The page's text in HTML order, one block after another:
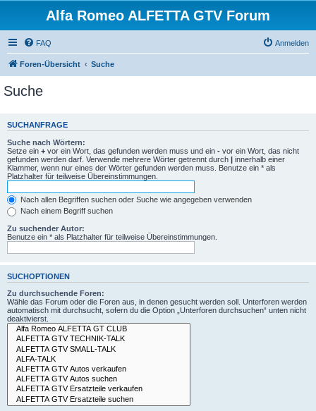
Alfa Romeo ALFETTA GTV Forum
FAQ Anmelden
Foren-Übersicht Suche
Suche
SUCHANFRAGE
Suche nach Wörtern:
Setze ein + vor ein Wort, das gefunden werden muss und ein - vor ein Wort, das nicht
gefunden werden darf. Verwende mehrere Wörter getrennt durch | innerhalb einer
Klammer, wenn nur eines der Wörter gefunden werden muss. Benutze ein * als
Platzhalter für teilweise Übereinstimmungen.
Nach allen Begriffen suchen oder Suche wie angegeben verwenden
Nach einem Begriff suchen
Zu suchender Autor:
Benutze ein * als Platzhalter für teilweise Übereinstimmungen.
SUCHOPTIONEN
Zu durchsuchende Foren:
Wähle das Forum oder die Foren aus, in denen gesucht werden soll. Unterforen werden
automatisch mit durchsucht, sofern du die Option „Unterforen durchsuchen“ unten nicht
deaktivierst.